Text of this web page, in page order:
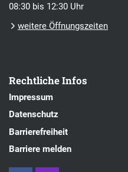
08:30 bis 12:30 Uhr
weitere Öffnungszeiten
Rechtliche Infos
Impressum
Datenschutz
Barrierefreiheit
Barriere melden